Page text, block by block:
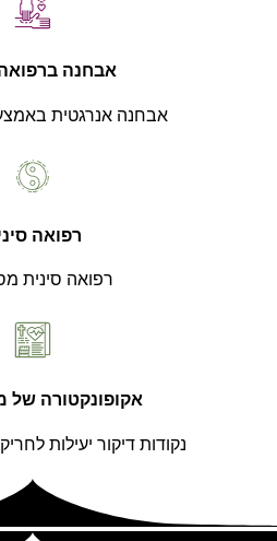
אבחנה
אבחנה אנרגטית
רפואה
רפואה סינית
אקופונקטורה של
נקודות דיקור יעילות